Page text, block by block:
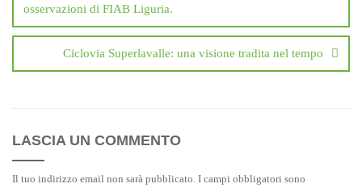
osservazioni di FIAB Liguria.
Ciclovia Superlavalle: una visione tradita nel tempo
LASCIA UN COMMENTO
Il tuo indirizzo email non sarà pubblicato. I campi obbligatori sono